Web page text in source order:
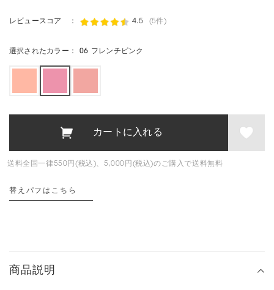
選択されたカラー： 06 フレンチピンク
送料全国一律550円(税込)、5,000円(税込)のご購入で送料無料
替えパフはこちら
商品説明
レビュースコア ： 4.5 (5件)